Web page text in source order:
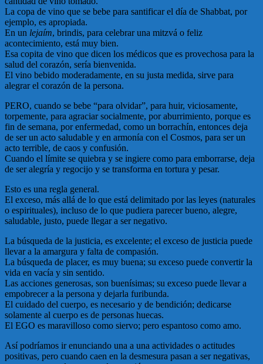
La copa de vino que se bebe para santificar el día de Shabbat, por
ejemplo, es apropiada.
En un lejaím, brindis, para celebrar una mitzvá o feliz
acontecimiento, está muy bien.
Esa copita de vino que dicen los médicos que es provechosa para la
salud del corazón, sería bienvenida.
El vino bebido moderadamente, en su justa medida, sirve para
alegrar el corazón de la persona.
PERO, cuando se bebe “para olvidar”, para huir, viciosamente,
torpemente, para agraciar socialmente, por aburrimiento, porque es
fin de semana, por enfermedad, como un borrachín, entonces deja
de ser un acto saludable y en armonía con el Cosmos, para ser un
acto terrible, de caos y confusión.
Cuando el límite se quiebra y se ingiere como para emborrarse, deja
de ser alegría y regocijo y se transforma en tortura y pesar.
Esto es una regla general.
El exceso, más allá de lo que está delimitado por las leyes (naturales
o espirituales), incluso de lo que pudiera parecer bueno, alegre,
saludable, justo, puede llegar a ser negativo.
La búsqueda de la justicia, es excelente; el exceso de justicia puede
llevar a la amargura y falta de compasión.
La búsqueda de placer, es muy buena; su exceso puede convertir la
vida en vacía y sin sentido.
Las acciones generosas, son buenísimas; su exceso puede llevar a
empobrecer a la persona y dejarla furibunda.
El cuidado del cuerpo, es necesario y de bendición; dedicarse
solamente al cuerpo es de personas huecas.
El EGO es maravilloso como siervo; pero espantoso como amo.
Así podríamos ir enunciando una a una actividades o actitudes
positivas, pero cuando caen en la desmesura pasan a ser negativas,